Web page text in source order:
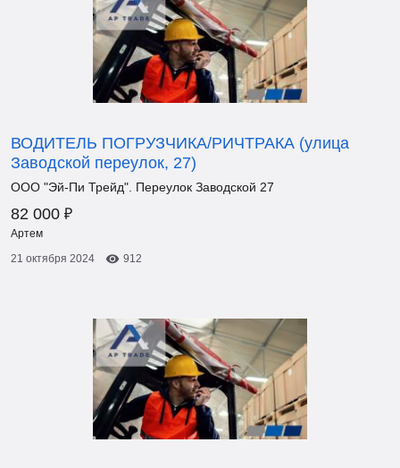
ВОДИТЕЛЬ ПОГРУЗЧИКА/РИЧТРАКА (улица
Заводской переулок, 27)
ООО "Эй-Пи Трейд". Переулок Заводской 27
82 000 ₽
Артем
21 октября 2024
912